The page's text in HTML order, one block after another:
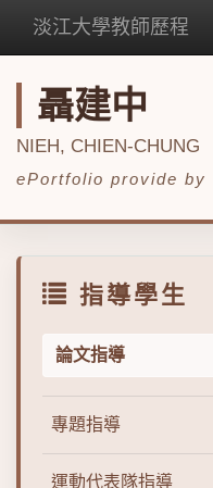
淡江大學教師歷程
聶建中
NIEH, CHIEN-CHUNG
ePortfolio provide by
指導學生
論文指導
專題指導
運動代表隊指導